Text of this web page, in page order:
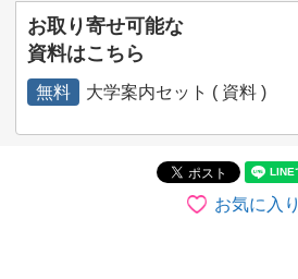
お取り寄せ可能な
資料はこちら
無料 大学案内セット ( 資料 )
お気に入り